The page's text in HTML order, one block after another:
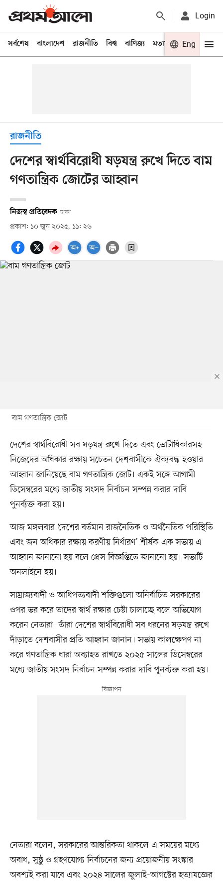
Login
সর্বশেষ বাংলাদেশ রাজনীতি বিশ্ব বাণিজ্য মতামত খেলা
Eng
রাজনীতি
দেশের স্বার্থবিরোধী ষড়যন্ত্র রুখে দিতে বাম
গণতান্ত্রিক জোটের আহ্বান
নিজস্ব প্রতিবেদক ঢাকা
প্রকাশ: ১০ জুন ২০২৫, ১১: ২৬
বাম গণতান্ত্রিক জোট
দেশের স্বার্থবিরোধী সব ষড়যন্ত্র রুখে দিতে এবং ভোটাধিকারসহ
নিজেদের অধিকার রক্ষায় সচেতন দেশবাসীকে ঐক্যবদ্ধ হওয়ার
আহ্বান জানিয়েছে বাম গণতান্ত্রিক জোট। একই সঙ্গে আগামী
ডিসেম্বরের মধ্যে জাতীয় সংসদ নির্বাচন সম্পন্ন করার দাবি
পুনর্ব্যক্ত করা হয়।
আজ মঙ্গলবার ‘দেশের বর্তমান রাজনৈতিক ও অর্থনৈতিক পরিস্থিতি
এবং জন অধিকার রক্ষায় করণীয় নির্ধারণ’ শীর্ষক এক সভায় এ
আহ্বান জানানো হয় বলে প্রেস বিজ্ঞপ্তিতে জানানো হয়। সভাটি
অনলাইনে হয়।
সাম্রাজ্যবাদী ও আধিপত্যবাদী শক্তিগুলো অনির্বাচিত সরকারের
ওপর ভর করে তাদের স্বার্থ রক্ষার চেষ্টা চালাচ্ছে বলে অভিযোগ
করেন নেতারা। তাঁরা দেশের স্বার্থবিরোধী সব ধরনের ষড়যন্ত্র রুখে
দাঁড়াতে দেশবাসীর প্রতি আহ্বান জানান। সভায় কালক্ষেপণ না
করে গণতান্ত্রিক ধারা অব্যাহত রাখতে ২০২৫ সালের ডিসেম্বরের
মধ্যে জাতীয় সংসদ নির্বাচন সম্পন্ন করার দাবি পুনর্ব্যক্ত করা হয়।
নেতারা বলেন, সরকারের আন্তরিকতা থাকলে এ সময়ের মধ্যে
অবাধ, সুষ্ঠু ও গ্রহণযোগ্য নির্বাচনের জন্য প্রয়োজনীয় সংস্কার
অবশ্যই করা যাবে এবং ২০২৪ সালের জুলাই-আগস্টের হত্যাযজ্ঞের